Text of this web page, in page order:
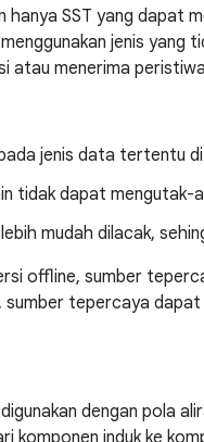
SST yang dapat
jenis yang
atau menerima
jenis data tertentu
tidak dapat mengutak-
mudah dilacak,
offline, sumber
sumber tepercaya dapat
dengan pola
komponen induk ke